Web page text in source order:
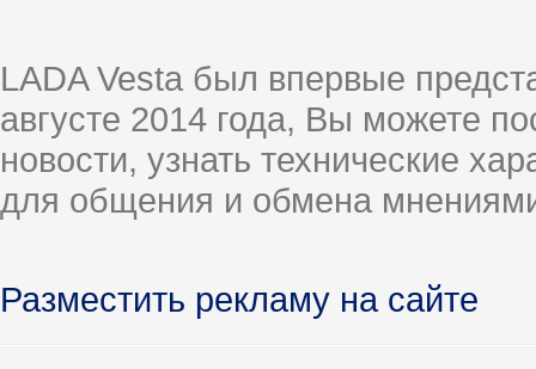
LADA Vesta был впервые
августе 2014 года, Вы можете
новости, узнать технические
для общения и обмена
Разместить рекламу на сайте